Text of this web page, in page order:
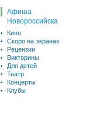
Афиша
Новороссийска
Кино
Скоро на экранах
Рецензии
Викторины
Для детей
Театр
Концерты
Клубы